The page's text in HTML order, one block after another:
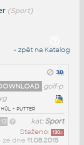
(Sport)
« zpět na Katalog
golf-p
- putter
kat:Sport
Staženo: 130x
ze dne 11.08.2015